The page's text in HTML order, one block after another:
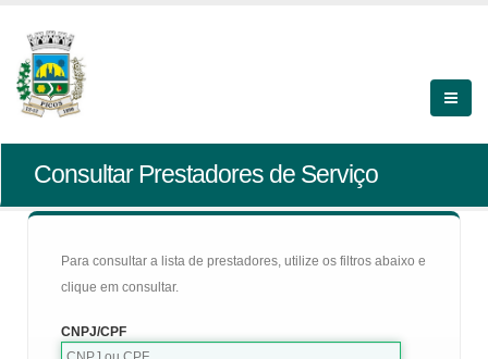
Consultar Prestadores de Serviço
Para consultar a lista de prestadores, utilize os filtros abaixo e
clique em consultar.
CNPJ/CPF